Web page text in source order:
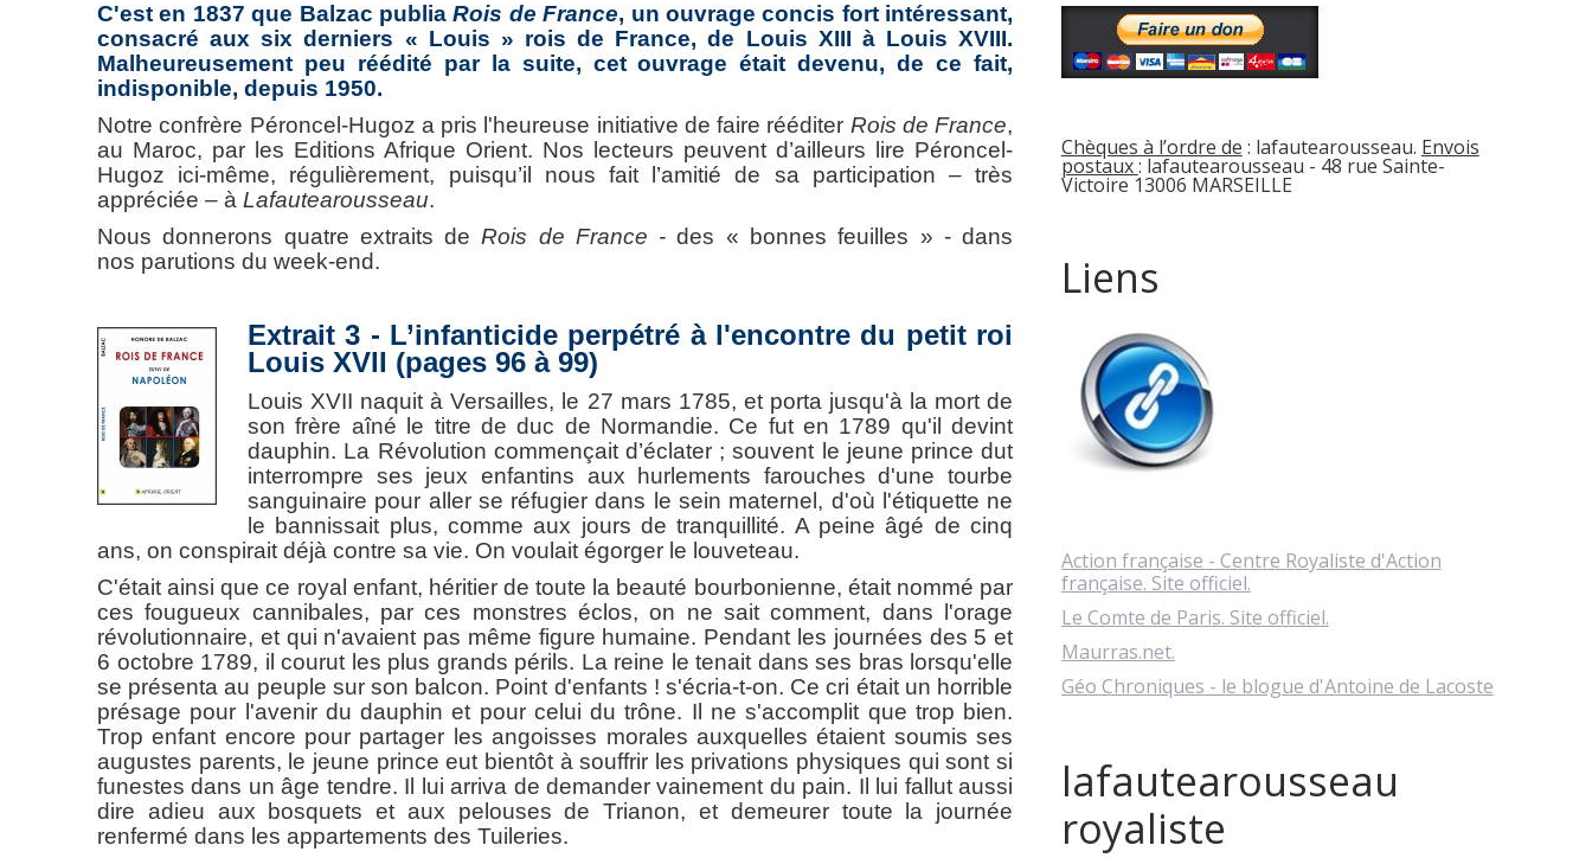
C'est en 1837 que Balzac publiaRois de France, un ouvrage concis fort intéressant,
consacré aux six derniers « Louis » rois de France, de Louis XIII à Louis XVIII.
Malheureusement peu réédité par la suite, cet ouvrage était devenu, de ce fait,
indisponible, depuis 1950.
Notre confrère Péroncel-Hugoz a pris l'heureuse initiative de faire rééditer Rois de France,
au Maroc, par les Editions Afrique Orient. Nos lecteurs peuvent d’ailleurs lire Péroncel-
Hugoz ici-même, régulièrement, puisqu’il nous fait l’amitié de sa participation – très
appréciée – à Lafautearousseau.
Nous donnerons quatre extraits deRois de France -des « bonnes feuilles » - dans
nos parutions du week-end.
Extrait 3 - L’infanticide perpétré à l'encontre du petit roi
Louis XVII (pages 96 à 99)
Louis XVII naquit à Versailles, le 27 mars 1785, et porta jusqu'à la mort de
son frère aîné le titre de duc de Normandie. Ce fut en 1789 qu'il devint
dauphin. La Révolution commençait d’éclater ; souvent le jeune prince dut
interrompre ses jeux enfantins aux hurlements farouches d'une tourbe
sanguinaire pour aller se réfugier dans le sein maternel, d'où l'étiquette ne
le bannissait plus, comme aux jours de tranquillité. A peine âgé de cinq
ans, on conspirait déjà contre sa vie. On voulait égorger le louveteau.
C'était ainsi que ce royal enfant, héritier de toute la beauté bourbonienne, était nommé par
ces fougueux cannibales, par ces monstres éclos, on ne sait comment, dans l'orage
révolutionnaire, et qui n'avaient pas même figure humaine. Pendant les journées des 5 et
6 octobre 1789, il courut les plus grands périls. La reine le tenait dans ses bras lorsqu'elle
se présenta au peuple sur son balcon. Point d'enfants ! s'écria-t-on. Ce cri était un horrible
présage pour l'avenir du dauphin et pour celui du trône. Il ne s'accomplit que trop bien.
Trop enfant encore pour partager les angoisses morales auxquelles étaient soumis ses
augustes parents, le jeune prince eut bientôt à souffrir les privations physiques qui sont si
funestes dans un âge tendre. Il lui arriva de demander vainement du pain. Il lui fallut aussi
dire adieu aux bosquets et aux pelouses de Trianon, et demeurer toute la journée
renfermé dans les appartements des Tuileries.
Chèques à l’ordre de : lafautearousseau. Envois
postaux: lafautearousseau - 48 rue Sainte-
Victoire 13006 MARSEILLE
Liens
Action française - Centre Royaliste d'Action
française. Site officiel.
Le Comte de Paris. Site officiel.
Maurras.net.
Géo Chroniques - le blogue d'Antoine de Lacoste
lafautearousseau
royaliste